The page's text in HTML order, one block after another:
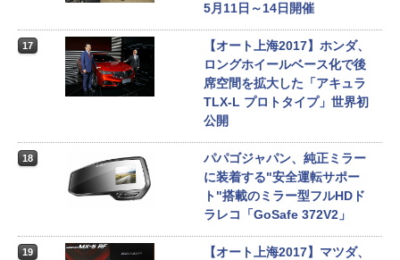
5月11日～14日開催
17
【オート上海2017】ホンダ、
ロングホイールベース化で後
席空間を拡大した「アキュラ
TLX-L プロトタイプ」世界初
公開
18
パパゴジャパン、純正ミラー
に装着する"安全運転サポー
ト"搭載のミラー型フルHDド
ラレコ「GoSafe 372V2」
19
【オート上海2017】マツダ、